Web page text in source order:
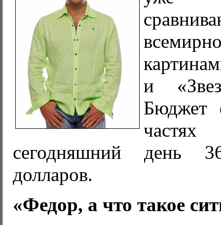
и
Бюджет
частях
сегодняшний день
долларов.
«Федор, а что такое